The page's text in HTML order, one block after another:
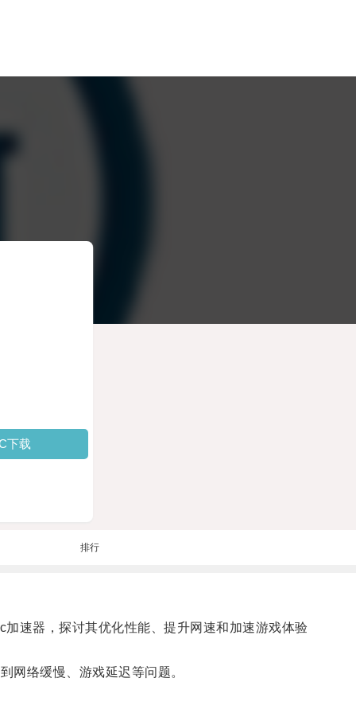
下载
排行
速器，探讨其优化性能、提升网速和加速游戏体验
络缓慢、游戏延迟等问题。